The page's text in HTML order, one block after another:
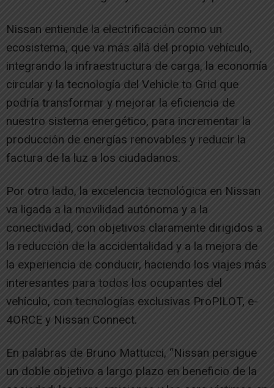
Nissan entiende la electrificación como un
ecosistema, que va más allá del propio vehículo,
integrando la infraestructura de carga, la economía
circular y la tecnología del Vehicle to Grid que
podría transformar y mejorar la eficiencia de
nuestro sistema energético, para incrementar la
producción de energías renovables y reducir la
factura de la luz a los ciudadanos.
Por otro lado, la excelencia tecnológica en Nissan
va ligada a la movilidad autónoma y a la
conectividad, con objetivos claramente dirigidos a
la reducción de la accidentalidad y a la mejora de
la experiencia de conducir, haciendo los viajes más
interesantes para todos los ocupantes del
vehículo, con tecnologías exclusivas ProPILOT, e-
4ORCE y Nissan Connect.
En palabras de Bruno Mattucci, “Nissan persigue
un doble objetivo a largo plazo en beneficio de la